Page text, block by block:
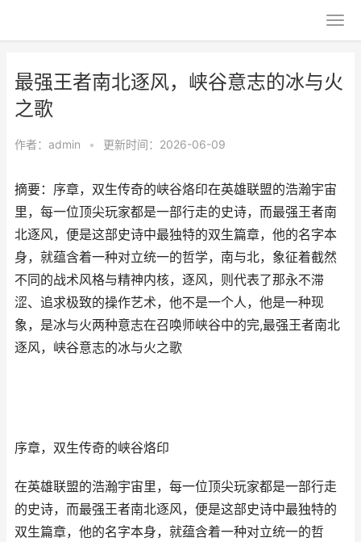
最强王者南北逐风，峡谷意志的冰与火
之歌
作者： admin • 更新时间：2026-06-09
摘要：序章，双生传奇的峡谷烙印在英雄联盟的浩瀚宇宙
里，每一位顶尖玩家都是一部行走的史诗，而最强王者南
北逐风，便是这部史诗中最独特的双生篇章，他的名字本
身，就蕴含着一种对立统一的哲学，南与北，象征着截然
不同的战术风格与精神内核，逐风，则代表了那永不滞
涩、追求极致的操作艺术，他不是一个人，他是一种现
象，是冰与火两种意志在召唤师峡谷中的完,最强王者南北
逐风，峡谷意志的冰与火之歌
序章，双生传奇的峡谷烙印
在英雄联盟的浩瀚宇宙里，每一位顶尖玩家都是一部行走
的史诗，而最强王者南北逐风，便是这部史诗中最独特的
双生篇章，他的名字本身，就蕴含着一种对立统一的哲